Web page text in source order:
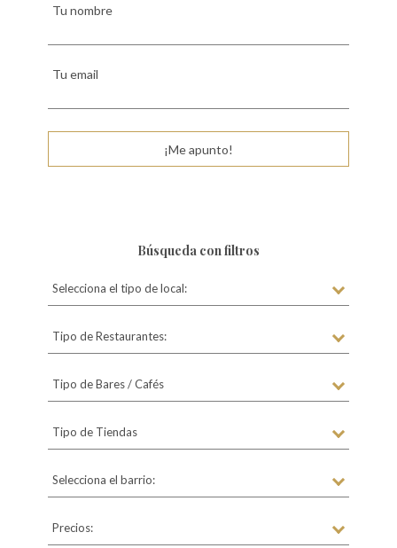
Tu nombre
Tu email
¡Me apunto!
Búsqueda con filtros
Selecciona el tipo de local:
Tipo de Restaurantes:
Tipo de Bares / Cafés
Tipo de Tiendas
Selecciona el barrio:
Precios: